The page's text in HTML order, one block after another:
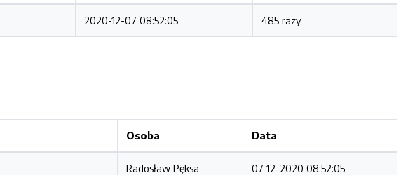
2020-12-07 08:52:05 485 razy
Osoba Data
Radosław Pęksa 07-12-2020 08:52:05